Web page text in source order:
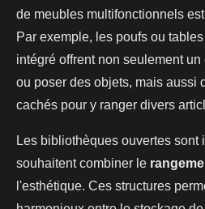
de meubles multifonctionnels
Par exemple, les poufs ou
intégré offrent non seulement
ou poser des objets, mais aussi
cachés pour y ranger divers
Les bibliothèques ouvertes sont
souhaitent combiner le
l'esthétique. Ces structures